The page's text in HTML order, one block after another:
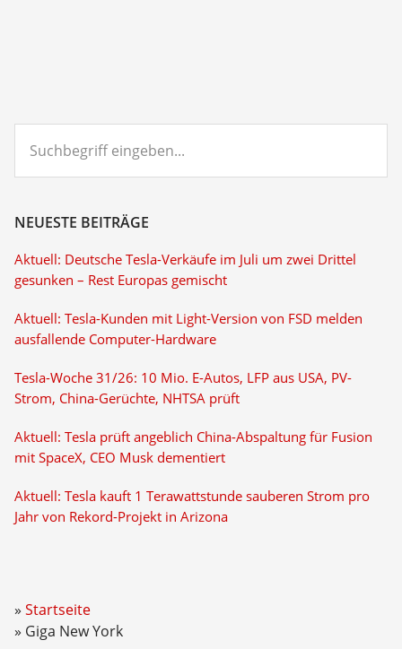
eingeben...
NEUESTE BEITRÄGE
Aktuell: Deutsche Tesla-Verkäufe im Juli um zwei Drittel
gesunken – Rest Europas gemischt
Aktuell: Tesla-Kunden mit Light-Version von FSD melden
ausfallende Computer-Hardware
Tesla-Woche 31/26: 10 Mio. E-Autos, LFP aus USA, PV-
Strom, China-Gerüchte, NHTSA prüft
Aktuell: Tesla prüft angeblich China-Abspaltung für Fusion
mit SpaceX, CEO Musk dementiert
Aktuell: Tesla kauft 1 Terawattstunde sauberen Strom pro
Jahr von Rekord-Projekt in Arizona
Startseite
Giga New York